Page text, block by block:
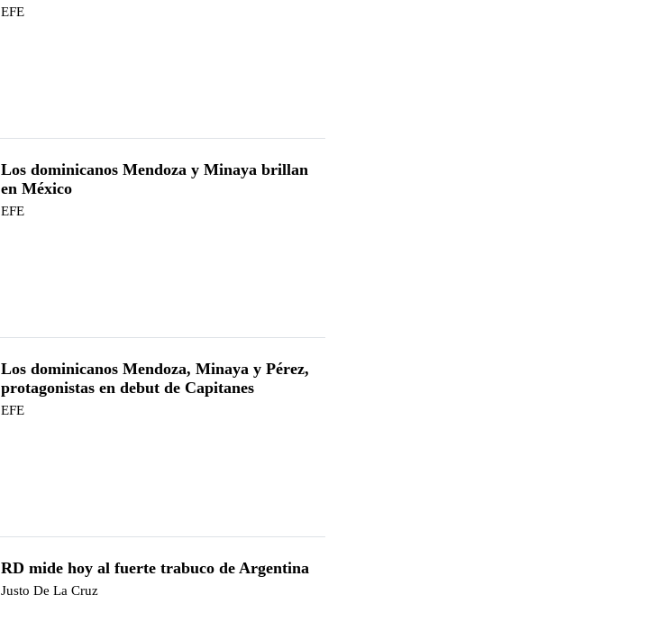
EFE
Los dominicanos Mendoza y Minaya brillan
en México
EFE
Los dominicanos Mendoza, Minaya y Pérez,
protagonistas en debut de Capitanes
EFE
RD mide hoy al fuerte trabuco de Argentina
Justo De La Cruz